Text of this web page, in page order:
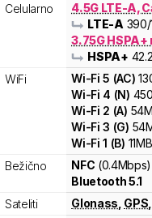
Celularno
4.5G LTE-A,
LTE-A 390
3.75G HSPA+
HSPA+ 42.2
WiFi
Wi-Fi5 (AC)
Wi-Fi 4 (N) 450
Wi-Fi 2 (A) 54
Wi-Fi3 (G) 54
Wi-Fi1 (B) 11
Bežično
NFC (0.4Mbps)
Bluetooth 5.1
Sateliti
Glonass GPS